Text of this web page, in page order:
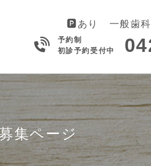
🅿️あり 一般歯科
予約制
初診予約受付中
集ページ